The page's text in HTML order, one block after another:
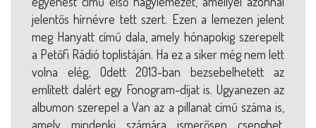
jelentős hírnévre tett szert. Ezen a lemezen jelent
meg Hanyatt című dala, amely hónapokig szerepelt
a Petőfi Rádió toplistáján. Ha ez a siker még nem lett
volna elég, Odett 2013-ban bezsebelhetett az
említett dalért egy Fonogram-díjat is. Ugyanezen az
albumon szerepel a Van az a pillanat című száma is,
amely mindenki számára ismerősen csenghet,